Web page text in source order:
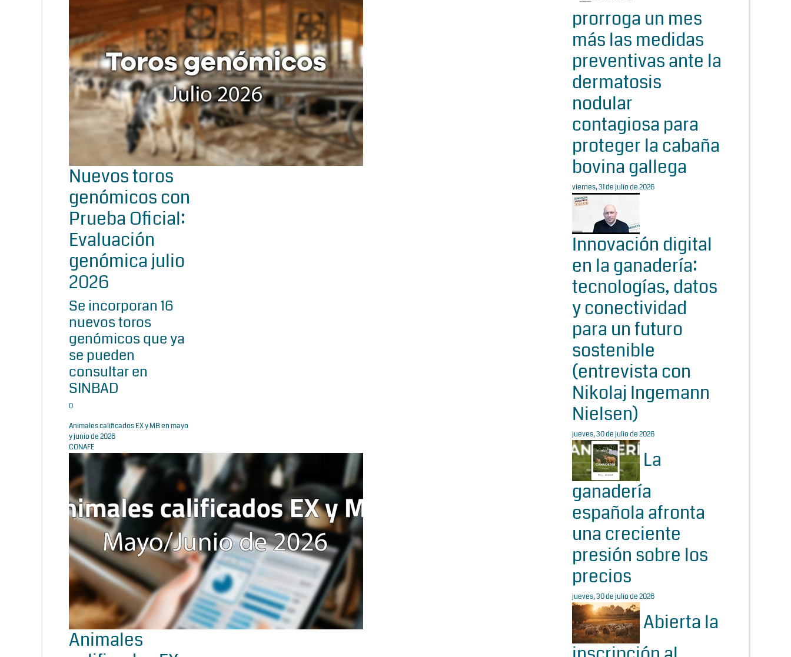
Nuevos toros
genómicos con
Prueba Oficial:
Evaluación
genómica julio
2026
Se incorporan 16
nuevos toros
genómicos que ya
se pueden
consultar en
SINBAD
0
Animales calificados EX y MB en mayo
y junio de 2026
CONAFE
Animales
prorroga un mes
más las medidas
preventivas ante la
dermatosis
nodular
contagiosa para
proteger la cabaña
bovina gallega
viernes, 31 de julio de 2026
Innovación digital
en la ganadería:
tecnologías, datos
y conectividad
para un futuro
sostenible
(entrevista con
Nikolaj Ingemann
Nielsen)
jueves, 30 de julio de 2026
La
ganadería
española afronta
una creciente
presión sobre los
precios
jueves, 30 de julio de 2026
Abierta la